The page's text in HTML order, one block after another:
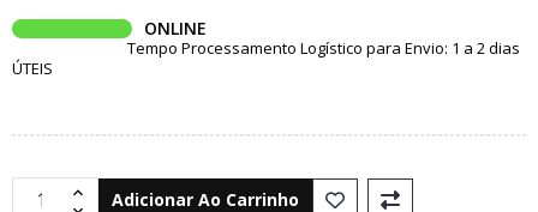
ONLINE
Tempo Processamento Logístico para Envio: 1 a 2 dias
ÚTEIS
Adicionar Ao Carrinho